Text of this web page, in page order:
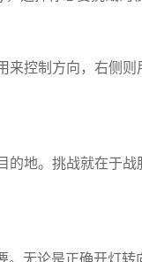
来控制方向，右侧
的地。挑战就在于
无论是正确开灯转